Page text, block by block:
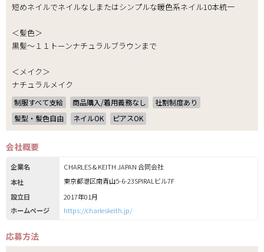
短めネイルでネイルなしまたはシンプルな暖色系ネイル10本統一
＜髪色＞
黒髪～１１トーンナチュラルブラウンまで
＜メイク＞
ナチュラルメイク
制服すべて支給 商品購入/着用義務なし
社割制度あり
髪型・髪色自由
ネイルOK ピアスOK
会社概要
企業名
CHARLES & KEITH JAPAN 合同会社
本社
東京都港区南青山5-6-23SPIRALビル7F
設立日
2017年01月
ホームページ
https://charleskeith.jp/
応募方法